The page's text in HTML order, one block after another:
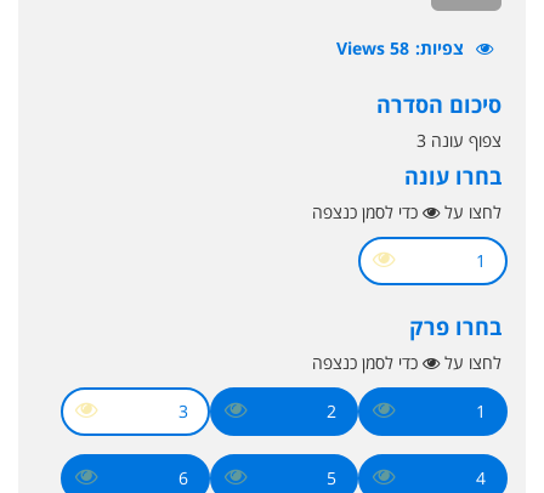
צפיות 58 Views
סיכום הסדרה
צפוף עונה 3
בחרו עונה
לחצו על כדי לסמן כנצפה
1
בחרו פרק
לחצו על כדי לסמן כנצפה
1
2
3
4
5
6